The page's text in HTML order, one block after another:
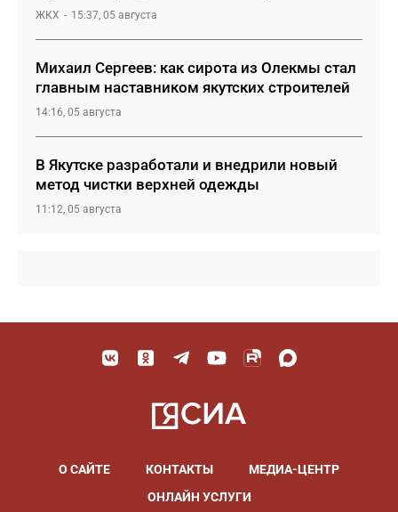
ЖКХ 15:37, 05 августа
Михаил Сергеев: как сирота из Олекмы стал
главным наставником якутских строителей
14:16, 05 августа
В Якутске разработали и внедрили новый
метод чистки верхней одежды
11:12, 05 августа
О САЙТЕ КОНТАКТЫ
МЕДИА-ЦЕНТР
ОНЛАЙН УСЛУГИ